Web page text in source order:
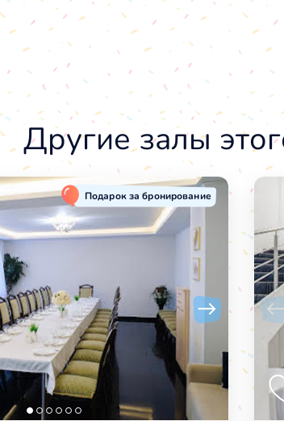
Другие залы
Подарок за бронирование